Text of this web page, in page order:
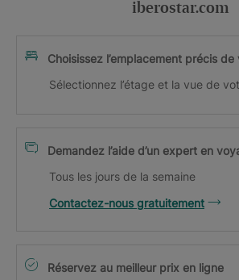
iberostar.com
Choisissez l’emplacement précis
Sélectionnez l’étage et la vue de
Demandez l’aide d’un expert en
Tous les jours de la semaine
Contactez-nous gratuitement
Réservez au meilleur prix en ligne